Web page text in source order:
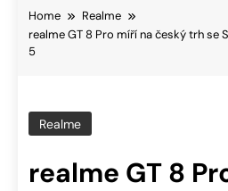
Home
Realme
realme GT 8 Pro míří na český trh se
5
Realme
realme GT 8